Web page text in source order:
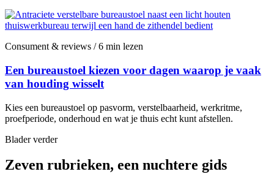
Consument & reviews / 6 min lezen
Een bureaustoel kiezen voor dagen waarop je vaak
van houding wisselt
Kies een bureaustoel op pasvorm, verstelbaarheid, werkritme,
proefperiode, onderhoud en wat je thuis echt kunt afstellen.
Blader verder
Zeven rubrieken, een nuchtere gids